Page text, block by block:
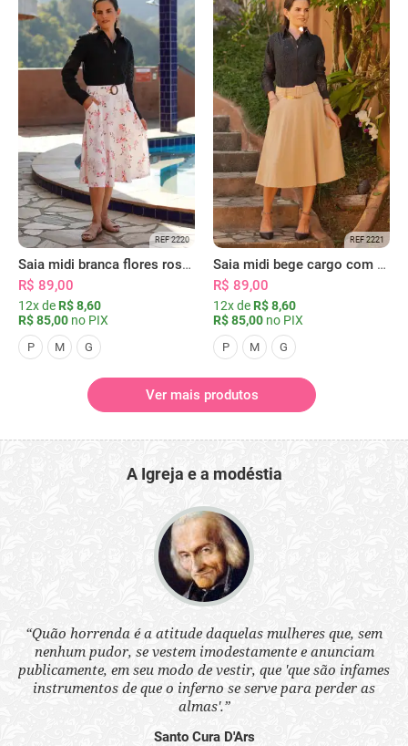
REF 2220
Saia midi branca flores rosas com bolsos
R$ 89,00
12x de R$ 8,60
R$ 85,00 no PIX
P M G
REF 2221
Saia midi bege cargo com bolsos
R$ 89,00
12x de R$ 8,60
R$ 85,00 no PIX
P M G
Ver mais produtos
A Igreja e a modéstia
“Quão horrenda é a atitude daquelas mulheres que, sem
nenhum pudor, se vestem imodestamente e anunciam
publicamente, em seu modo de vestir, que 'que são infames
instrumentos de que o inferno se serve para perder as
almas'.”
Santo Cura D'Ars